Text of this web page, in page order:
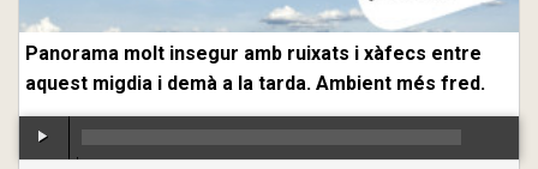
Panorama molt insegur amb ruixats i xàfecs entre
aquest migdia i demà a la tarda. Ambient més fred.